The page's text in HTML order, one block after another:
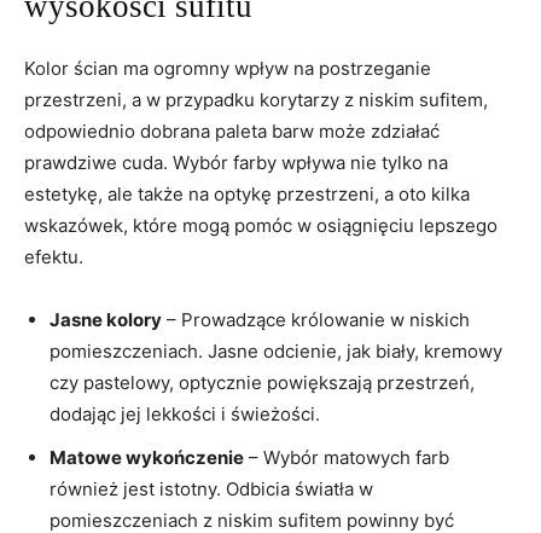
Kolor ścian ma ogromny wpływ na postrzeganie
przestrzeni, a w przypadku korytarzy z niskim sufitem,
odpowiednio dobrana paleta barw może zdziałać
prawdziwe cuda. Wybór farby wpływa nie tylko na
estetykę, ale także na optykę przestrzeni, a oto kilka
wskazówek, które mogą pomóc w osiągnięciu lepszego
efektu.
Jasne kolory – Prowadzące królowanie w niskich
pomieszczeniach. Jasne odcienie, jak biały, kremowy
czy pastelowy, optycznie powiększają przestrzeń,
dodając jej lekkości i świeżości.
Matowe wykończenie – Wybór matowych farb
również jest istotny. Odbicia światła w
pomieszczeniach z niskim sufitem powinny być